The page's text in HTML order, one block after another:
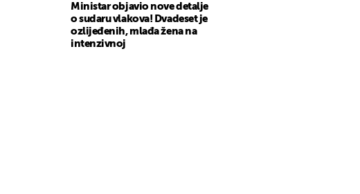
Ministar objavio nove detalje
o sudaru vlakova! Dvadeset je
ozlijeđenih, mlađa žena na
intenzivnoj